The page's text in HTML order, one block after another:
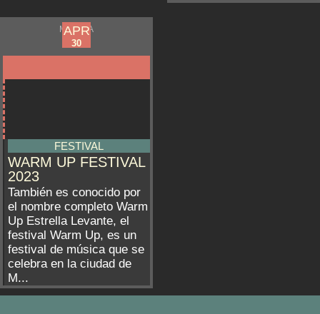
MURCIA
APR
29
APR
30
FESTIVAL
WARM UP FESTIVAL
2023
También es conocido por
el nombre completo Warm
Up Estrella Levante, el
festival Warm Up, es un
festival de música que se
celebra en la ciudad de
M...